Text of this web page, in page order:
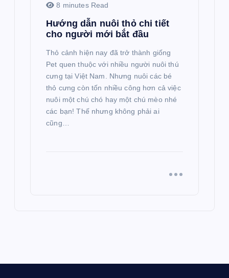
8 minutes Read
Hướng dẫn nuôi thỏ chi tiết
cho người mới bắt đầu
Thỏ cảnh hiện nay đã trở thành giống
Pet quen thuộc với nhiều người nuôi thú
cưng tại Việt Nam. Nhưng nuôi các bé
thỏ cưng còn tốn nhiều công hơn cả việc
nuôi một chú chó hay một chú mèo nhé
các bạn! Thế nhưng không phải ai
cũng…